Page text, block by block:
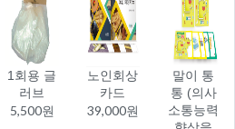
1회용 글
러브
5,500원
노인회상
카드
39,000원
말이 통
통 (의사
소통능력